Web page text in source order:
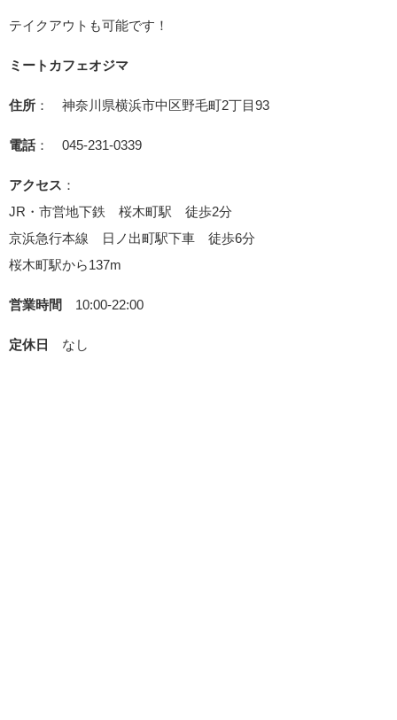
テイクアウトも可能です！
ミートカフェオジマ
住所 ： 神奈川県横浜市中区野毛町2丁目93
電話： 045-231-0339
アクセス ：
JR・市営地下鉄 桜木町駅 徒歩2分
京浜急行本線 日ノ出町駅下車 徒歩6分
桜木町駅から137m
営業時間 10:00-22:00
定休日 なし